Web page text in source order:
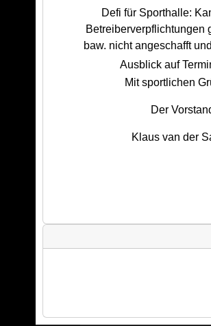
Defi für Sporthalle:
Betreiberverpflichtungen
baw. nicht angeschafft
Ausblick auf
Mit sportlichen
Der
Klaus van der